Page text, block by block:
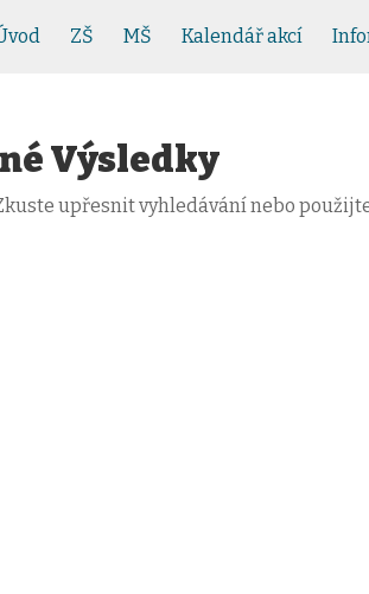
ZŠ MŠ Kalendář akcí
Výsledky
upřesnit vyhledávání nebo